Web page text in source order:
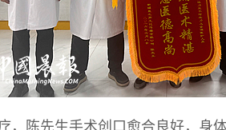
，陈先生手术创口愈合良好，身